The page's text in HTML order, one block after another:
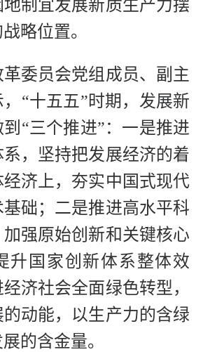
制宜发展新质生产力摆
略位置。
革委员会党组成员、副主
“十五五”时期，发展新
“三个推进”：一是推进
，坚持把发展经济的着
济上，夯实中国式现代
础；二是推进高水平科
强原始创新和关键核心
升国家创新体系整体效
济社会全面绿色转型，
动能，以生产力的含绿
的含金量。